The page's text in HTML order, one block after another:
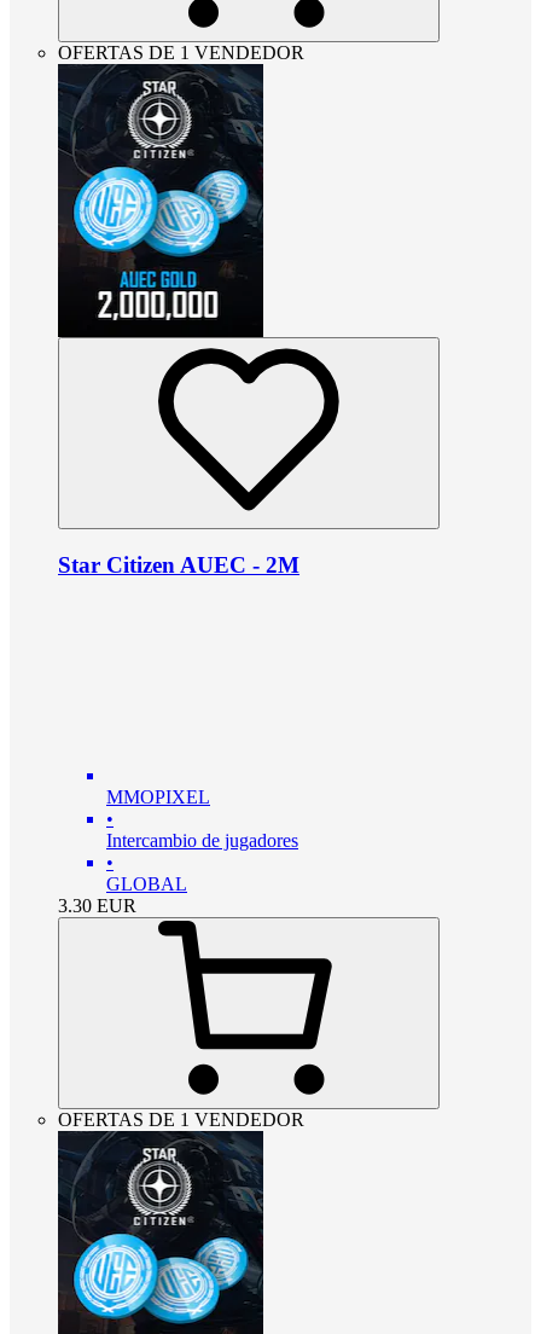
OFERTAS DE 1 VENDEDOR
Star Citizen AUEC - 2M
MMOPIXEL
•
Intercambio de jugadores
•
GLOBAL
3.30 EUR
OFERTAS DE 1 VENDEDOR